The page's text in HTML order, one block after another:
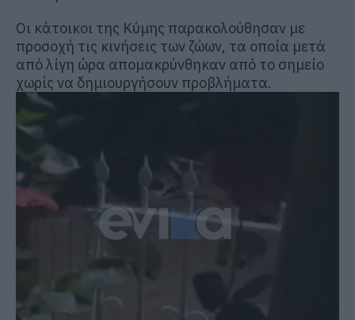
Οι κάτοικοι της Κύμης παρακολούθησαν με
προσοχή τις κινήσεις των ζώων, τα οποία μετά
από λίγη ώρα απομακρύνθηκαν από το σημείο
χωρίς να δημιουργήσουν προβλήματα.